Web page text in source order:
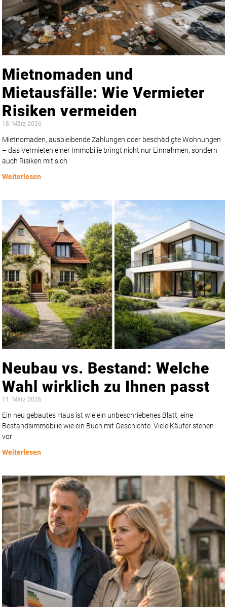
Mietnomaden und
Mietausfälle: Wie Vermieter
Risiken vermeiden
18. März 2026
Mietnomaden, ausbleibende Zahlungen oder beschädigte Wohnungen
– das Vermieten einer Immobilie bringt nicht nur Einnahmen, sondern
auch Risiken mit sich.
Weiterlesen
Neubau vs. Bestand: Welche
Wahl wirklich zu Ihnen passt
11. März 2026
Ein neu gebautes Haus ist wie ein unbeschriebenes Blatt, eine
Bestandsimmobilie wie ein Buch mit Geschichte. Viele Käufer stehen
vor
Weiterlesen